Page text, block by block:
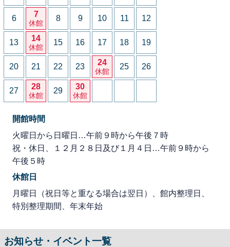
6 7
休館
8 9 10 11 12
13 14
休館
15 16 17 18 19
20 21 22 23 24
休館
25 26
27 28
休館
29 30
休館
開館時間
火曜日から日曜日…午前９時から午後７時
祝・休日、１２月２８日及び１月４日…午前９時から
午後５時
休館日
月曜日（祝日等と重なる場合は翌日）、館内整理日、
特別整理期間、年末年始
お知らせ・イベント一覧